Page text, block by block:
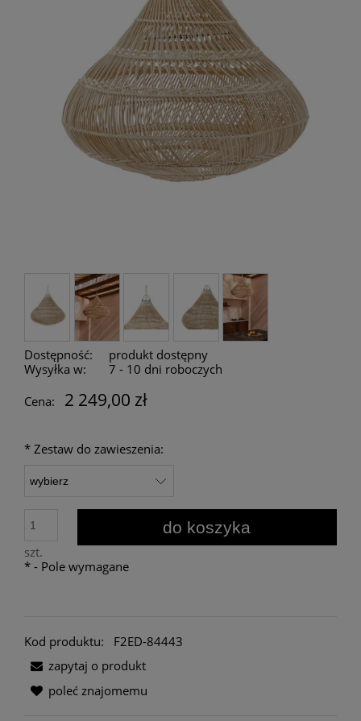
Dostępność:
produkt dostępny
Wysyłka w:
7 - 10 dni roboczych
Cena:
2 249,00 zł
* Zestaw do zawieszenia:
szt.
do koszyka
* - Pole wymagane
Kod produktu:
F2ED-84443
zapytaj o produkt
poleć znajomemu